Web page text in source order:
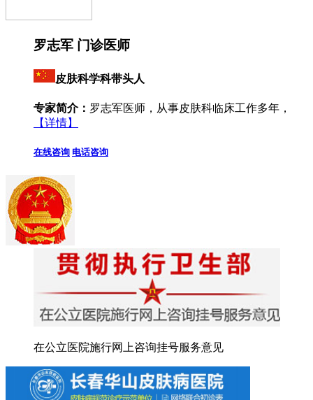
罗志军 门诊医师
皮肤科学科带头人
专家简介： 罗志军医师，从事皮肤科临床工作多年，
【详情】
在线咨询 电话咨询
在公立医院施行网上咨询挂号服务意见